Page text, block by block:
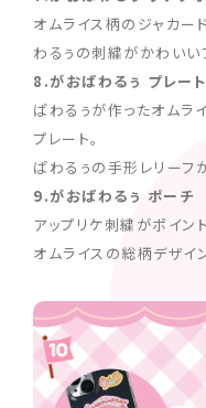
オムライス柄のジャカー
わるぅの刺繍がかわいい
8.がおぱわるぅ プレ
ぱわるぅが作ったオムラ
プレート。
ぱわるぅの手形レリーフ
9.がおぱわるぅ ポ
アップリケ刺繍がポイン
オムライスの総柄デザ